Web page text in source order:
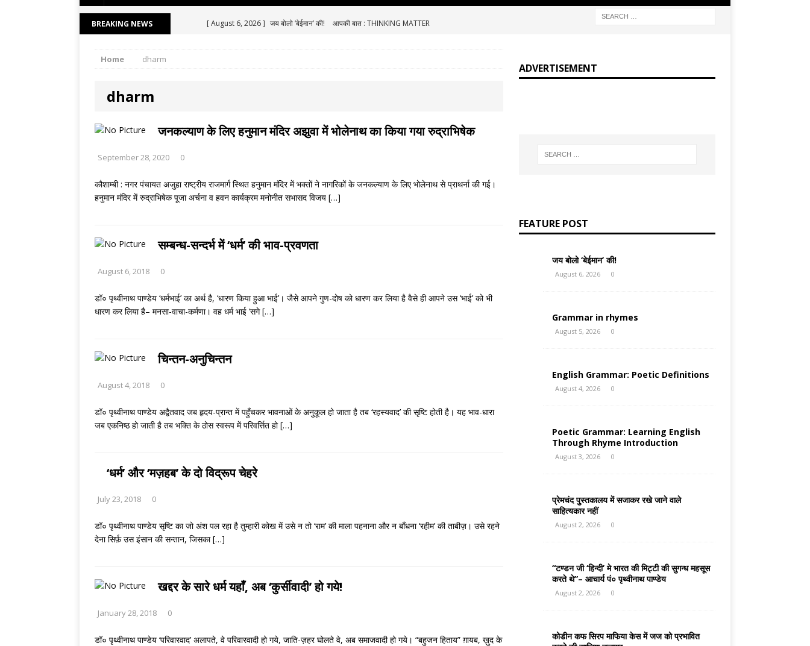
BREAKING NEWS [ August 6, 2026 ] जय बोलो ‘बेईमान’ की!
आपकी बात : THINKING MATTER
[ August 2, 2026 ] प्रेमचंद पुस्तकालय में सजाकर रखे जाने वाले साहित्यकार नहीं आपकी बात :
Home dharm
dharm
जनकल्याण के लिए हनुमान मंदिर अझुवा में भोलेनाथ का किया गया रुद्राभिषेक
September 28, 2020 0
कौशाम्बी : नगर पंचायत अजुहा राष्ट्रीय राजमार्ग स्थित हनुमान मंदिर में भक्तों ने नागरिकों के जनकल्याण के लिए भोलेनाथ से प्राथर्ना की गई।
हनुमान मंदिर में रुद्राभिषेक पूजा अर्चना व हवन कार्यक्रम मनोनीत सभासद विजय […]
सम्बन्ध-सन्दर्भ में ‘धर्म’ की भाव-प्रवणता
August 6, 2018 0
डॉ० पृथ्वीनाथ पाण्डेय ‘धर्मभाई’ का अर्थ है, ‘धारण किया हुआ भाई’। जैसे आपने गुण-दोष को धारण कर लिया है वैसे ही आपने उस ‘भाई’ को भी
धारण कर लिया है– मनसा-वाचा-कर्मणा। वह धर्म भाई ‘सगे[…]
चिन्तन-अनुचिन्तन
August 4, 2018 0
डॉ० पृथ्वीनाथ पाण्डेय अद्वैतवाद जब हृदय-प्रान्त में पहुँचकर भावनाओं के अनुकूल हो जाता है तब ‘रहस्यवाद’ की सृष्टि होती है। यह भाव-धारा
जब एकनिष्ठ हो जाती है तब भक्ति के ठोस स्वरूप में परिवर्त्तित हो[…]
‘धर्म’ और ‘मज़हब’ के दो विद्रूप चेहरे
July 23, 2018 0
डॉ० पृथ्वीनाथ पाण्डेय सृष्टि का जो अंश पल रहा है तुम्हारी कोख में उसे न तो ‘राम’ की माला पहनाना और न बाँधना ‘रहीम’ की ताबीज़। उसे रहने
देना सिर्फ़ उस इंसान की सन्तान, जिसका[…]
खद्दर के सारे धर्म यहाँ, अब ‘कुर्सीवादी’ हो गये!
January 28, 2018 0
डॉ० पृथ्वीनाथ पाण्डेय ‘परिवारवाद’ अलापते, वे परिवारवादी हो गये, जाति-ज़हर घोलते वे, अब समाजवादी हो गये। “बहुजन हिताय” ग़ायब, ख़ुद के
ADVERTISEMENT
FEATURE POST
जय बोलो ‘बेईमान’ की!
August 6, 2026 0
Grammar in rhymes
August 5, 2026 0
English Grammar: Poetic Definitions
August 4, 2026 0
Poetic Grammar: Learning English
Through Rhyme Introduction
August 3, 2026 0
प्रेमचंद पुस्तकालय में सजाकर रखे जाने वाले
साहित्यकार नहीं
August 2, 2026 0
“टण्डन जी ‘हिन्दी’ मे भारत की मिट्टी की सुगन्ध महसूस
करते थे”– आचार्य पं० पृथ्वीनाथ पाण्डेय
August 2, 2026 0
कोडीन कफ सिरप माफिया केस में जज को प्रभावित